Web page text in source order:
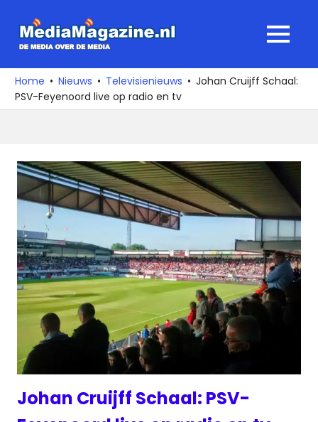
naar
media
over
de
MENU
Home Nieuws Televisienieuws
Johan Cruijff Schaal:
PSV-Feyenoord live op radio en tv
Johan Cruijff Schaal: PSV-